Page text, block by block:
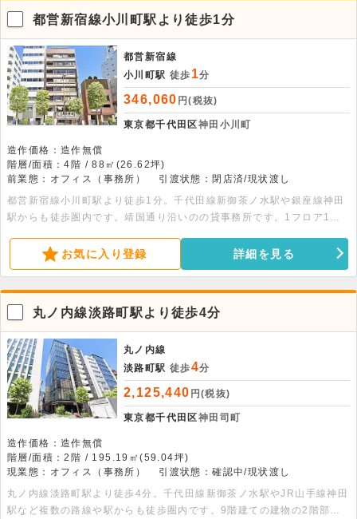
都営新宿線小川町駅より徒歩1分
都営新宿線
小川町駅 徒歩 1分
346,060 円(税抜)
東京都千代田区神田小川町
造作価格：造作無償
階層/面積：4階 / 88㎡(26.62坪)
前業態：オフィス（事務所）
引渡状態：閉店済/現状渡し
都営新宿線小川町駅より徒歩1分。千代田線新御茶ノ水駅や銀座線神田
駅からも徒歩圏内です。靖国通り沿いのの貸事務所です。1フロア1テ
お気に入り登録 詳細を見る
丸ノ内線淡路町駅より徒歩4分
丸ノ内線
淡路町駅 徒歩4分
2,125,440 円(税抜)
東京都千代田区神田司町
造作価格：造作無償
階層/面積：2階 / 195.19㎡(59.04坪)
現業態：オフィス（事務所）
引渡状態：確認中/現状渡し
丸ノ内線淡路町駅より徒歩4分。千代田線新御茶ノ水駅やJR山手線神田
駅など複数の路線や駅からも徒歩圏内です。9階建ての建物の2階部